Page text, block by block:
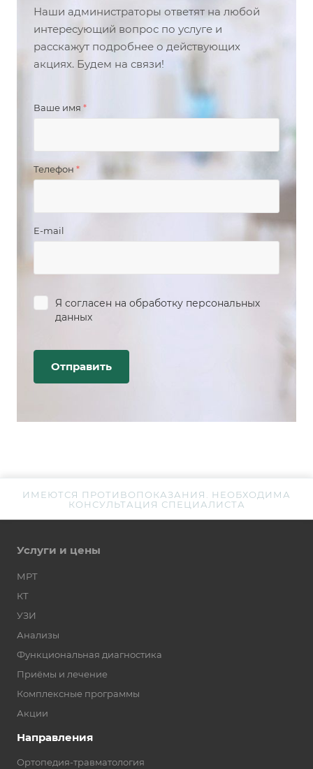
Наши администраторы ответят на любой
интересующий вопрос по услуге и
расскажут подробнее о действующих
акциях. Будем на связи!
Ваше имя *
Телефон *
E-mail
Я согласен на обработку персональных
данных
ИМЕЮТСЯ ПРОТИВОПОКАЗАНИЯ. НЕОБХОДИМА
КОНСУЛЬТАЦИЯ СПЕЦИАЛИСТА
Услуги и цены
МРТ
КТ
УЗИ
Анализы
Функциональная диагностика
Приёмы и лечение
Комплексные программы
Акции
Направления
Ортопедия-травматология